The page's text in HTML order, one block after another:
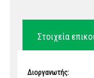
Στοιχεία
Διοργανωτής: